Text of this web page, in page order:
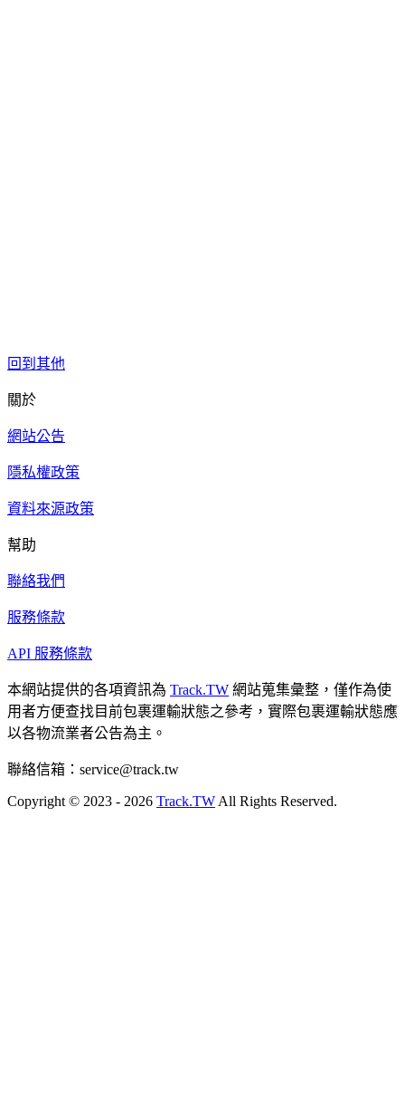
回到其他
關於
網站公告
隱私權政策
資料來源政策
幫助
聯絡我們
服務條款
API 服務條款
本網站提供的各項資訊為 Track.TW 網站蒐集彙整，僅作為使
用者方便查找目前包裹運輸狀態之參考，實際包裹運輸狀態應
以各物流業者公告為主。
聯絡信箱： service@track.tw
Copyright © 2023 - 2026 Track.TW All Rights Reserved.